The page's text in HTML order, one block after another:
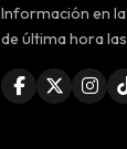
Información en
de última hora